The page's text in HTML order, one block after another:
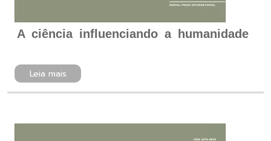
A ciência influenciando a humanidade
Leia mais